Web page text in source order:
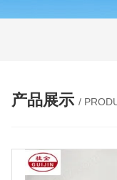
产品展示 /